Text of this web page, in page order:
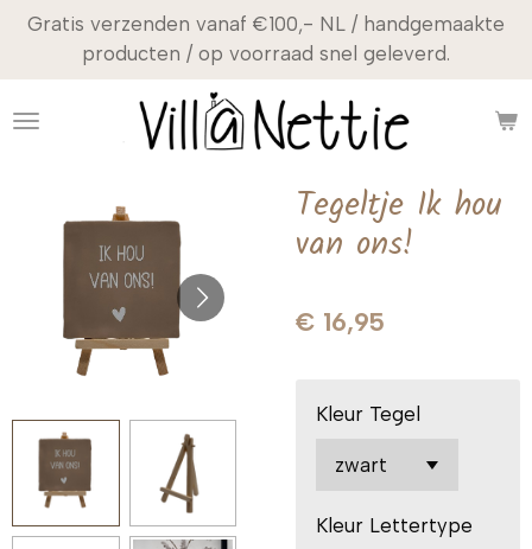
Ga
naar
de
Gratis verzenden vanaf €100,- NL / handgemaakte
producten / op voorraad snel geleverd.
Tegeltje Ik hou
van ons!
€ 16,95
Kleur Tegel
Kleur Lettertype